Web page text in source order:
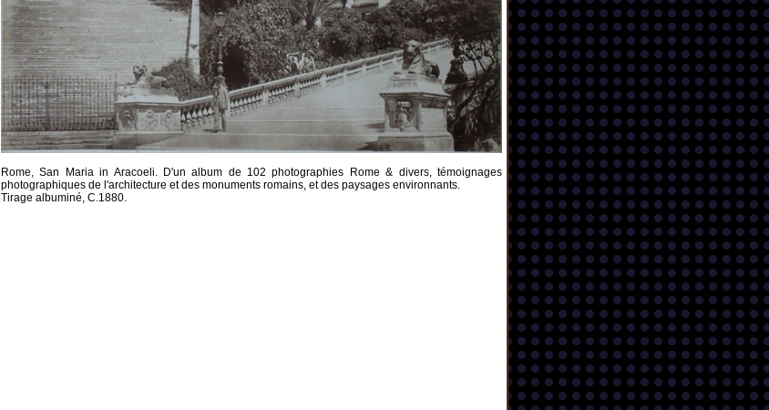
Rome, San Maria in Aracoeli. D'un album de 102 photographies Rome & divers, témoignages
photographiques de l'architecture et des monuments romains, et des paysages environnants.
Tirage albuminé, C.1880.